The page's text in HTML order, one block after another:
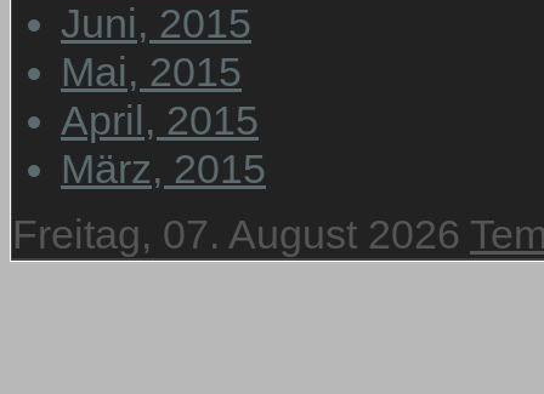
Juni, 2015
Mai, 2015
April, 2015
März, 2015
Freitag, 07. August 2026